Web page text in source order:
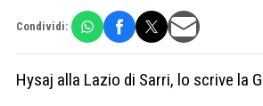
Condividi:
Hysaj alla Lazio di Sarri, lo scrive la